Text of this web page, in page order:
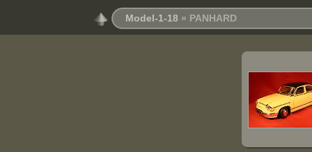
Model-1-18 » PANHARD